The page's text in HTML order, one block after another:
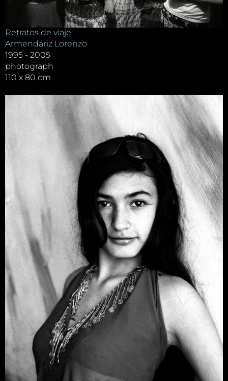
Retratos de viaje
Armendáriz Lorenzo
1995 - 2005
photograph
110 x 80 cm